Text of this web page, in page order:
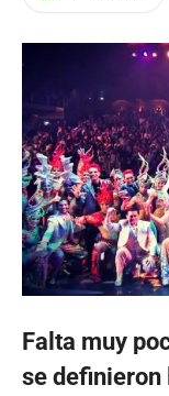
Falta muy
se definieron